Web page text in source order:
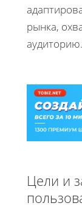
рынка,
аудиторию.
Цели и